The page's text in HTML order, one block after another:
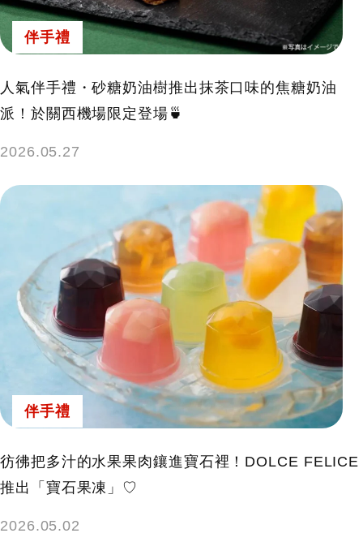
伴手禮
人氣伴手禮・砂糖奶油樹推出抹茶口味的焦糖奶油
派！於關西機場限定登場🍵
2026.05.27
伴手禮
彷彿把多汁的水果果肉鑲進寶石裡！DOLCE FELICE
推出「寶石果凍」♡
2026.05.02